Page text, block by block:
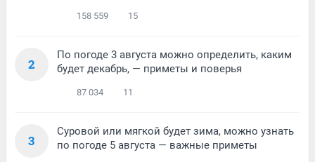
158 559 15
2
По погоде 3 августа можно определить, каким
будет декабрь, — приметы и поверья
87 034 11
3
Суровой или мягкой будет зима, можно узнать
по погоде 5 августа — важные приметы